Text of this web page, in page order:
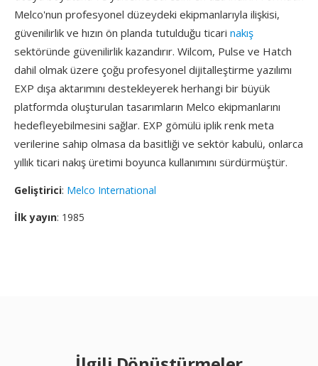
Melco'nun profesyonel düzeydeki ekipmanlarıyla ilişkisi,
güvenilirlik ve hızın ön planda tutulduğu ticari nakış
sektöründe güvenilirlik kazandırır. Wilcom, Pulse ve Hatch
dahil olmak üzere çoğu profesyonel dijitalleştirme yazılımı
EXP dışa aktarımını destekleyerek herhangi bir büyük
platformda oluşturulan tasarımların Melco ekipmanlarını
hedefleyebilmesini sağlar. EXP gömülü iplik renk meta
verilerine sahip olmasa da basitliği ve sektör kabulü, onlarca
yıllık ticari nakış üretimi boyunca kullanımını sürdürmüştür.
Geliştirici: Melco International
İlk yayın: 1985